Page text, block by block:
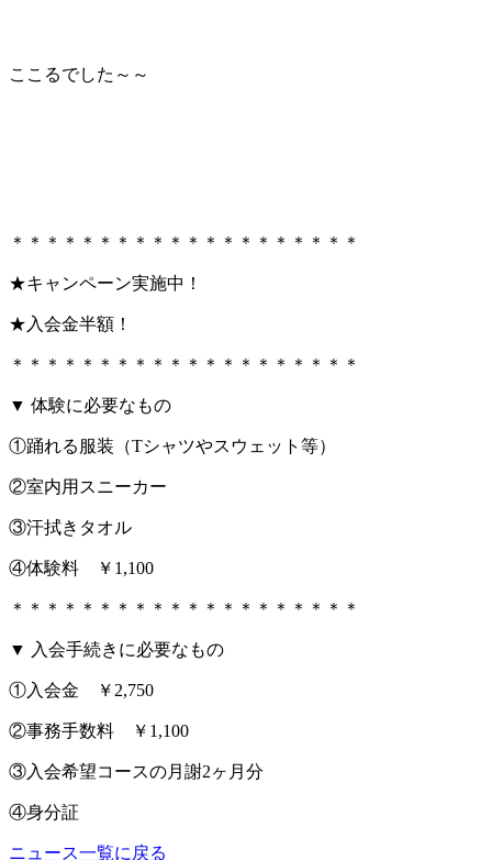
ここるでした～～
＊＊＊＊＊＊＊＊＊＊＊＊＊＊＊＊＊＊＊＊
★キャンペーン実施中！
★入会金半額！
＊＊＊＊＊＊＊＊＊＊＊＊＊＊＊＊＊＊＊＊
▼ 体験に必要なもの
①踊れる服装（Tシャツやスウェット等）
②室内用スニーカー
③汗拭きタオル
④体験料 ￥1,100
＊＊＊＊＊＊＊＊＊＊＊＊＊＊＊＊＊＊＊＊
▼ 入会手続きに必要なもの
①入会金 ￥2,750
②事務手数料 ￥1,100
③入会希望コースの月謝2ヶ月分
④身分証
ニュース一覧に戻る